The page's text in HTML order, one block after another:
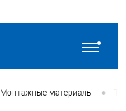
Монтажные материалы •